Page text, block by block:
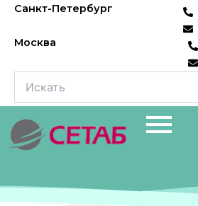
Перейти
содержимому
Санкт-Петербург
Москва